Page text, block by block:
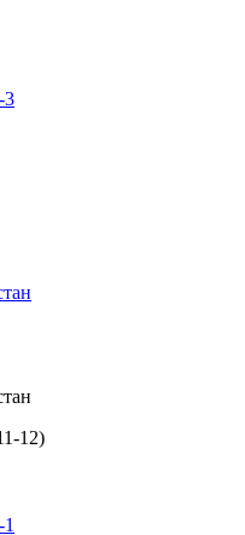
12)